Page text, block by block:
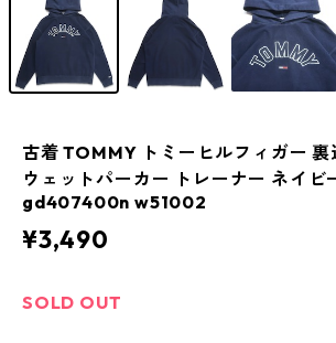
古着 TOMMY トミーヒルフィガー 裏
ウェットパーカー トレーナー ネイ
gd407400n w51002
¥3,490
SOLD OUT